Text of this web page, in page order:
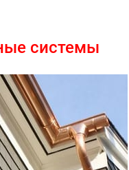
системы